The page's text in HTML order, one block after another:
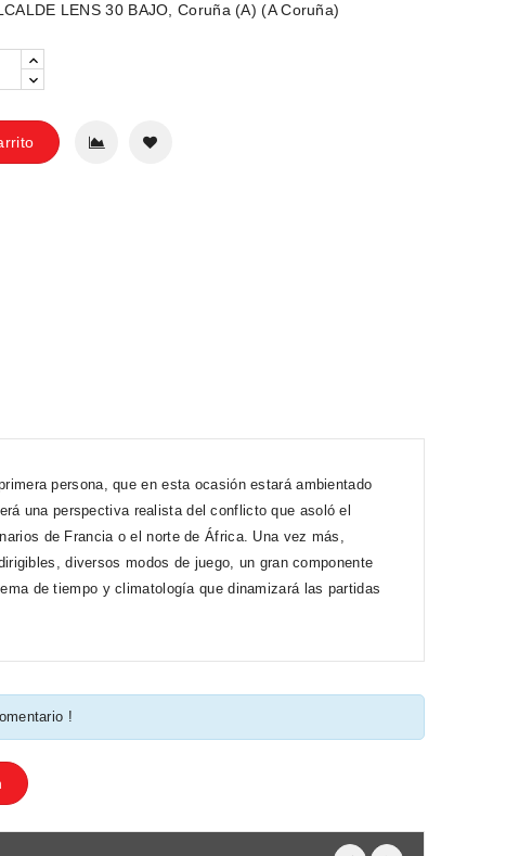
LENS 30 BAJO, Coruña (A) (A Coruña)
persona, que en esta ocasión estará ambientado
una perspectiva realista del conflicto que asoló el
de Francia o el norte de África. Una vez más,
diversos modos de juego, un gran componente
de tiempo y climatología que dinamizará las partidas
!